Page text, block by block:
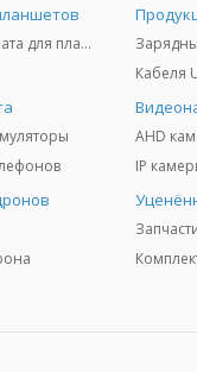
Материнская плата для планшетов
AHD
IP